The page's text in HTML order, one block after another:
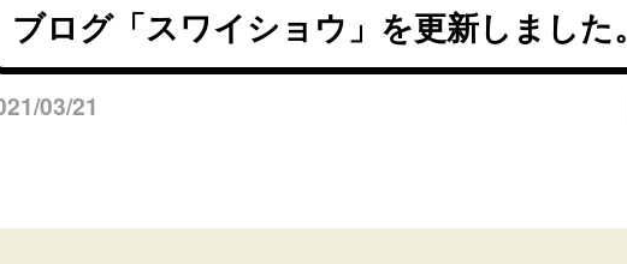
ブログ「スワイショウ」を更新しました。
03/21